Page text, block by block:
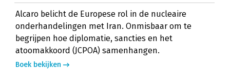
Alcaro belicht de Europese rol in de nucleaire
onderhandelingen met Iran. Onmisbaar om te
begrijpen hoe diplomatie, sancties en het
atoomakkoord (JCPOA) samenhangen.
Boek bekijken